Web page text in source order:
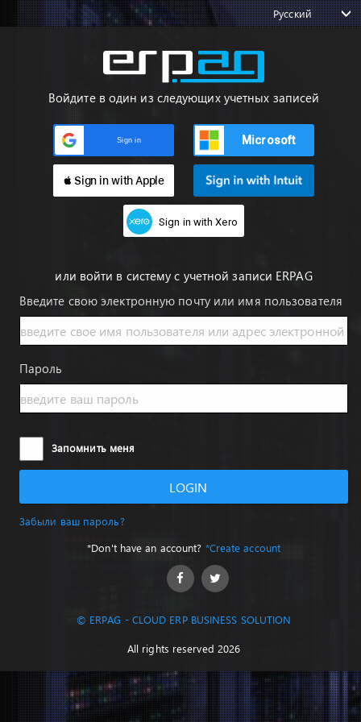
Русский
Войдите в один из следующих учетных записей
Sign in Microsoft
 Sign in with Apple
Sign in with Xero
или войти в систему с учетной записи ERPAG
Введите свою электронную почту или имя пользователя
Пароль
Запомнить меня
LOGIN
Забыли ваш пароль?
*Don't have an account? *Create account
© ERPAG - CLOUD ERP BUSINESS SOLUTION
All rights reserved 2026